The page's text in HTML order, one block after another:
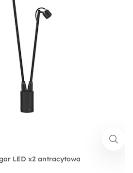
LED x2 antracytowa